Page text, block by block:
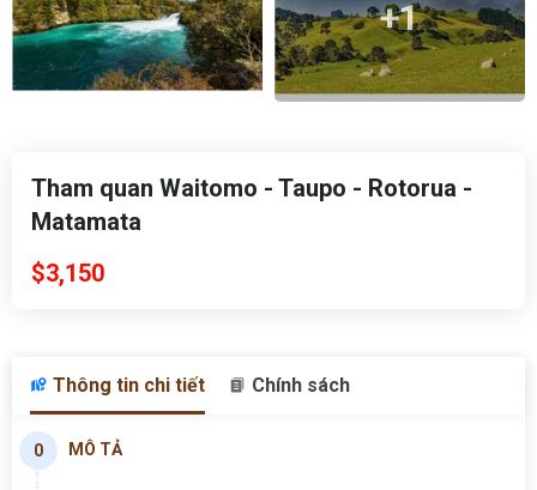
+1
Tham quan Waitomo - Taupo - Rotorua -
Matamata
$3,150
Thông tin chi tiết Chính sách
0 MÔ TẢ